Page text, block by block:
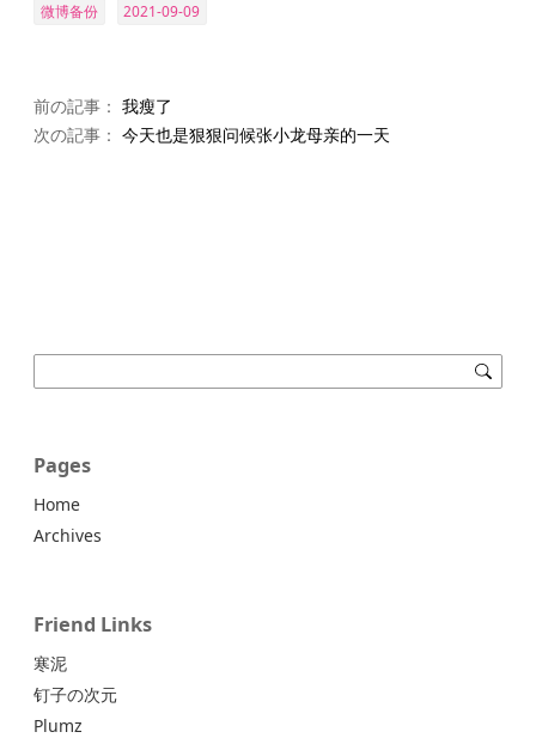
微博备份 2021-09-09
前の記事： 我瘦了
次の記事： 今天也是狠狠问候张小龙母亲的一天
Pages
Home
Archives
Friend Links
寒泥
钉子の次元
Plumz